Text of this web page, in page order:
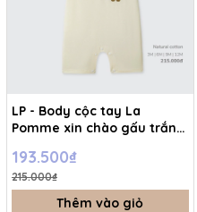
LP - Body cộc tay La
Pomme xin chào gấu trắng
193.500₫
215.000₫
Thêm vào giỏ